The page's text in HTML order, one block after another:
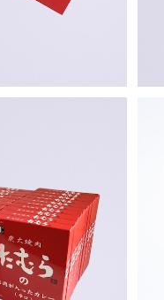
口30食セット